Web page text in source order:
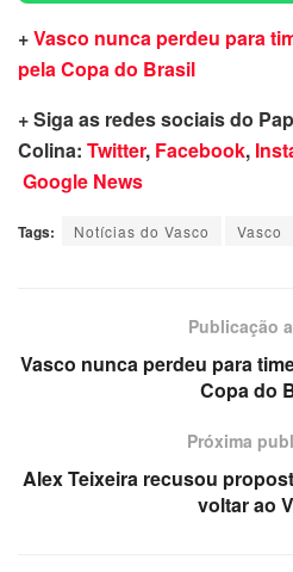
+Vasco nunca perdeu para
pela Copa do Brasil
+ Siga as redes sociais do
Colina: Twitter, Facebook,
Google News
Tags: Notícias do Vasco Vasco
Publicação
Vasco nunca perdeu para
Copa do
Próxima
Alex Teixeira recusou
voltar ao